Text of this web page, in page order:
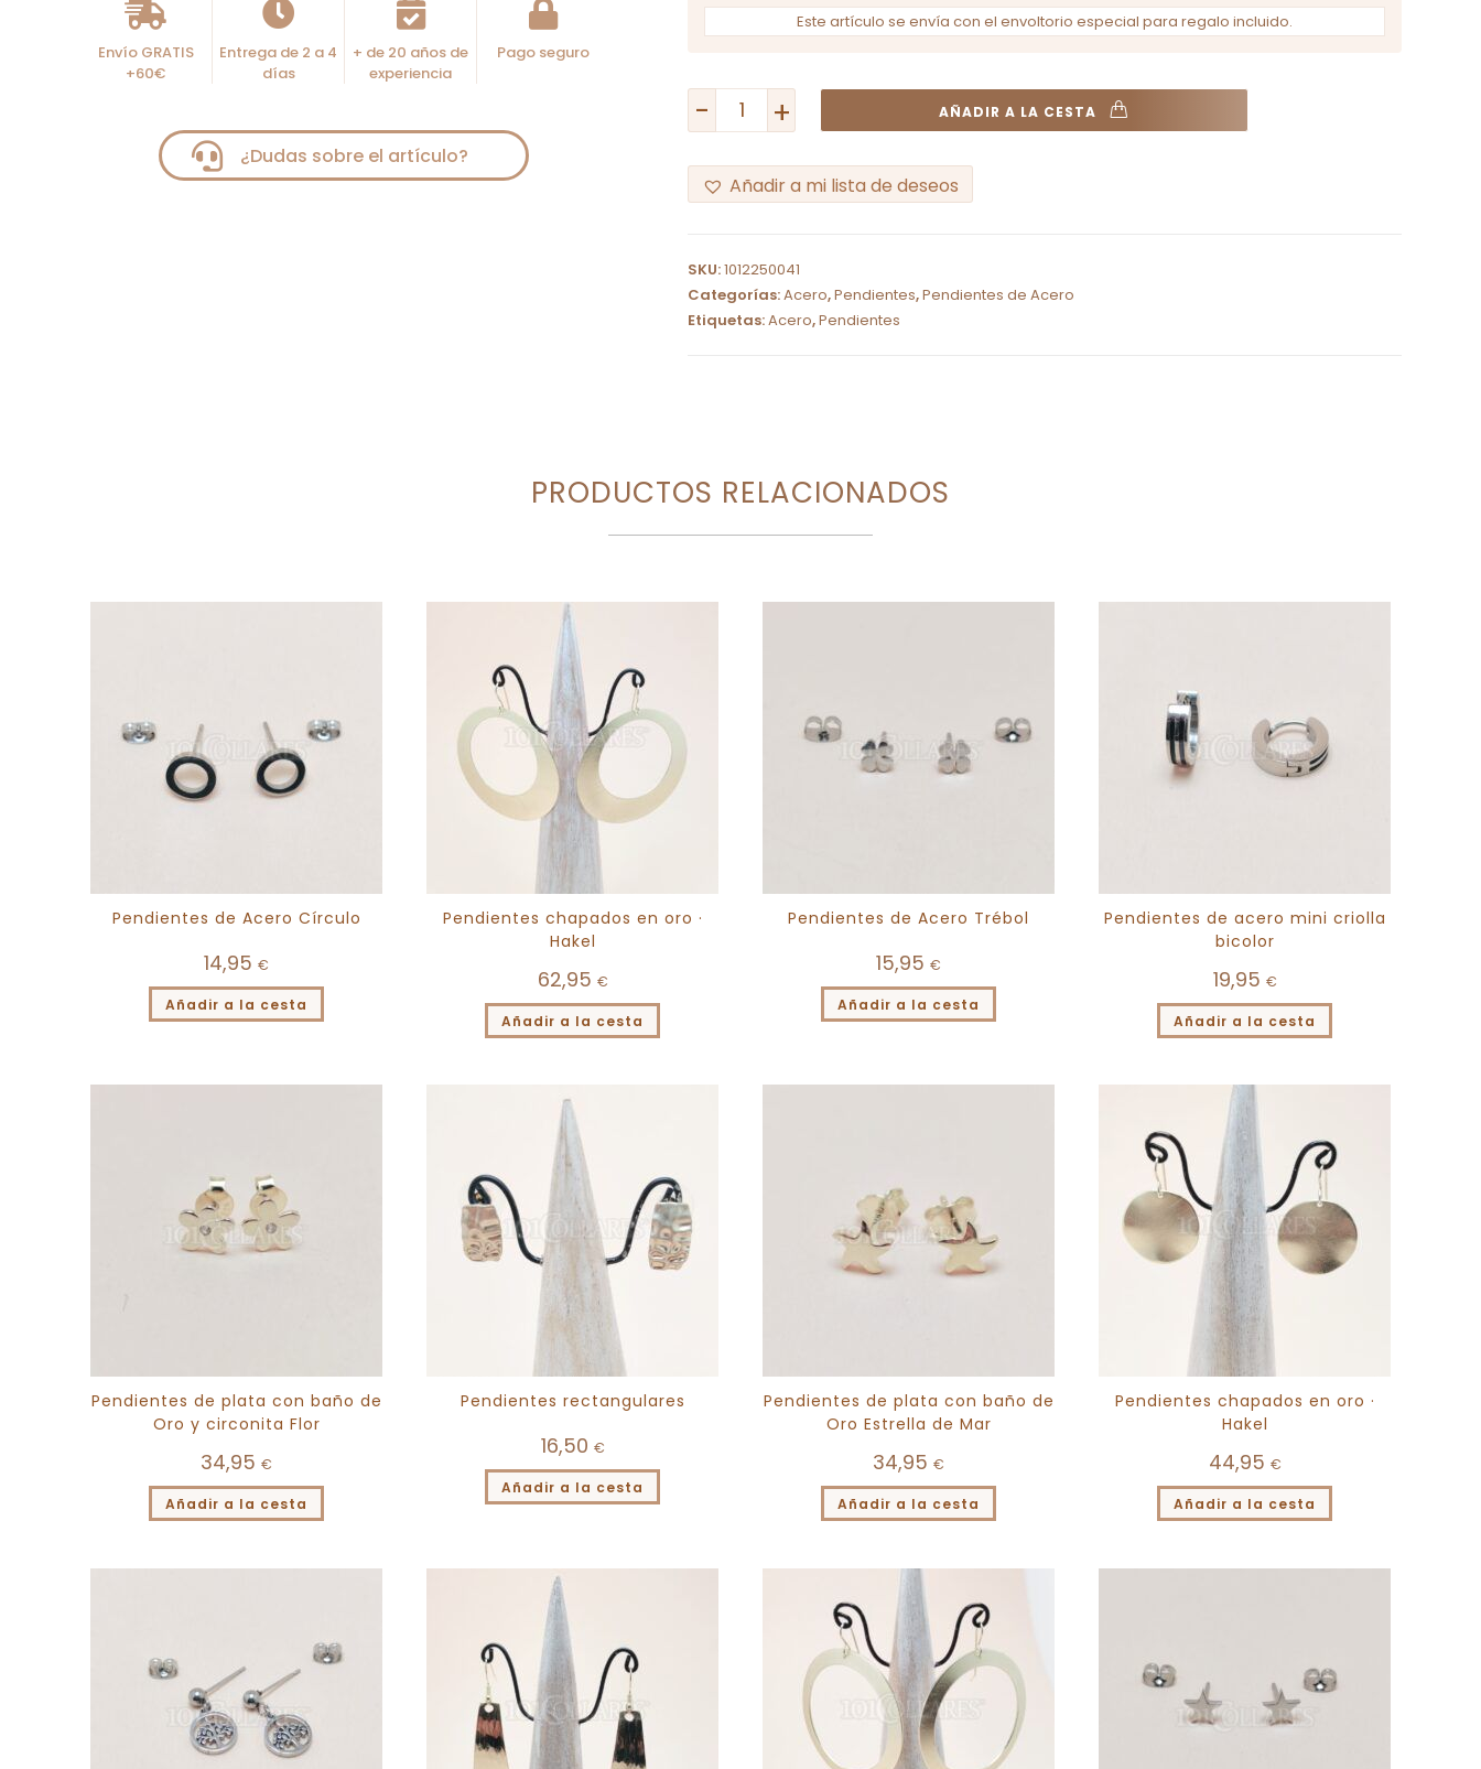
Este artículo se envía con el envoltorio especial para regalo incluido.
- + AÑADIR A LA CESTA
Añadir a mi lista de deseos
t
e
v
SKU:1012250041
Categorías:Acero,Pendientes,Pendientes de Acero
Etiquetas:Acero,Pendientes
Envío GRATIS
+60€
Entrega de 2 a 4
días
+ de 20 años de
experiencia
Pago seguro
PRODUCTOS RELACIONADOS
Pendientes de Acero Círculo
14,95 €
Añadir a la cesta
Pendientes chapados en oro ·
Hakel
62,95 €
Añadir a la cesta
Pendientes de Acero Trébol
15,95 €
Añadir a la cesta
Pendientes de acero mini criolla
bicolor
19,95 €
Añadir a la cesta
Pendientes de plata con baño de
Oro y circonita Flor
34,95 €
Añadir a la cesta
Pendientes rectangulares
16,50 €
Añadir a la cesta
Pendientes de plata con baño de
Oro Estrella de Mar
34,95 €
Añadir a la cesta
Pendientes chapados en oro ·
Hakel
44,95 €
Añadir a la cesta